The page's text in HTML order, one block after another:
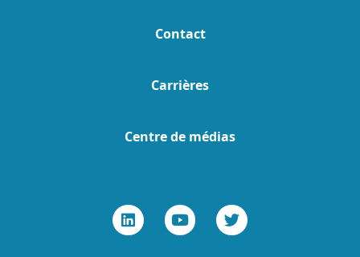
Contact
Carrières
Centre de médias